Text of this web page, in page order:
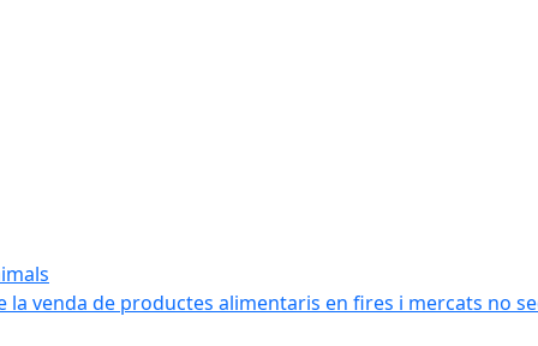
venda de productes alimentaris en fires i mercats no